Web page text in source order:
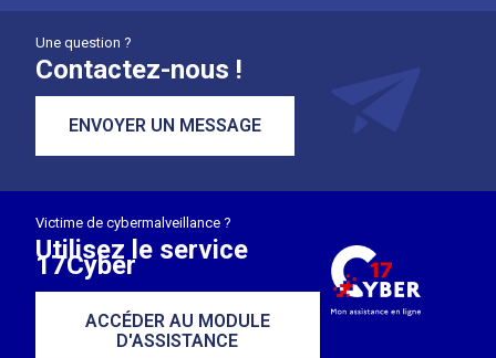
Une question ?
Contactez-nous !
ENVOYER UN MESSAGE
Victime de cybermalveillance ?
Utilisez le service
17Cyber
ACCÉDER AU MODULE
D'ASSISTANCE